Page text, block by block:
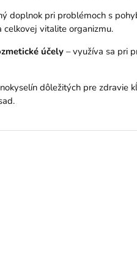
doplnok pri problémoch s
vitalite organizmu.
účely– využíva sa pri
dôležitých pre zdravie